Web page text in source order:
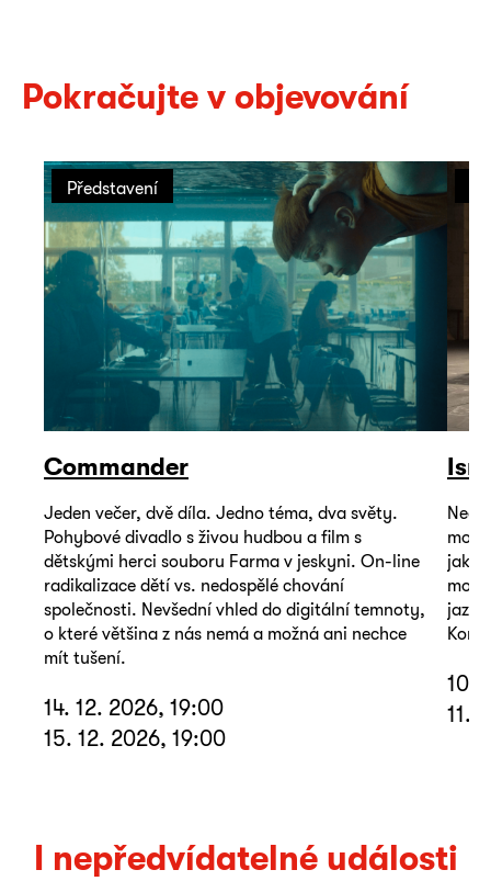
Pokračujte v objevování
Představení
Commander
Jeden večer, dvě díla. Jedno téma, dva světy.
Pohybové divadlo s živou hudbou a film s
dětskými herci souboru Farma v jeskyni. On-line
radikalizace dětí vs. nedospělé chování
společnosti. Nevšední vhled do digitální temnoty,
o které většina z nás nemá a možná ani nechce
mít tušení.
14. 12. 2026, 19:00
15. 12. 2026, 19:00
jako
10.
11.
I nepředvídatelné události